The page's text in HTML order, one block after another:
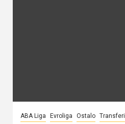
ABA Liga Evroliga Ostalo Transferi